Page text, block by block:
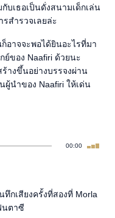
บเธอเป็นดั่งสนามเด็กเล่น
สำรวจเลยล่ะ
าจจะพอได้ยินอะไรที่มา
ย์ของ Naafiri ด้วยนะ
างขึ้นอย่างบรรจงผ่าน
นำของ Naafiri ให้เด่น
00:00
กเสียงครั้งที่สองที่ Morla
นตาซี